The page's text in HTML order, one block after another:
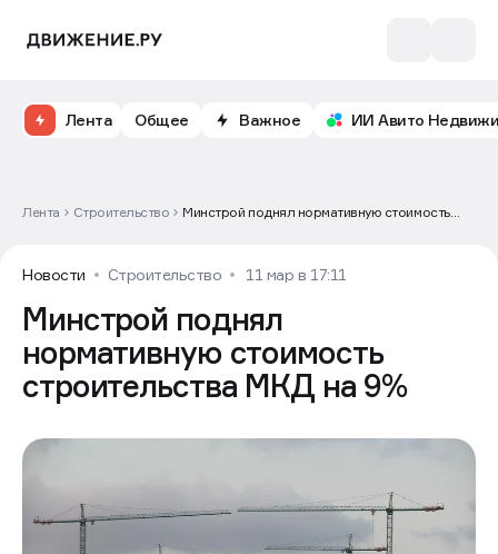
Лента Общее Важное ИИ Авито
Лента Строительство
Минстрой поднял нормативную стоимость
Новости Строительство 11 мар в 17:11
Минстрой поднял
нормативную стоимость
строительства МКД на 9%